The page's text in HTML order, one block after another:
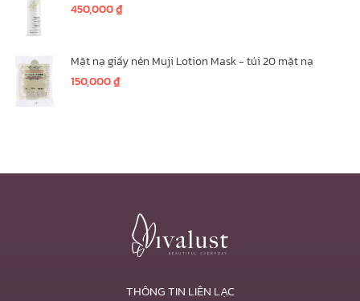
450,000₫
Mặt nạ giấy nén Muji Lotion Mask - túi 20 mặt nạ
150,000₫
THÔNG TIN LIÊN LẠC